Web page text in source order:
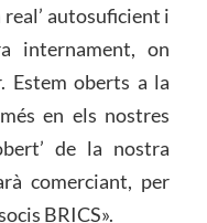
real’ autosuficient i
internament, on
Estem oberts a la
en els nostres
de la nostra
comerciant, per
BRICS».